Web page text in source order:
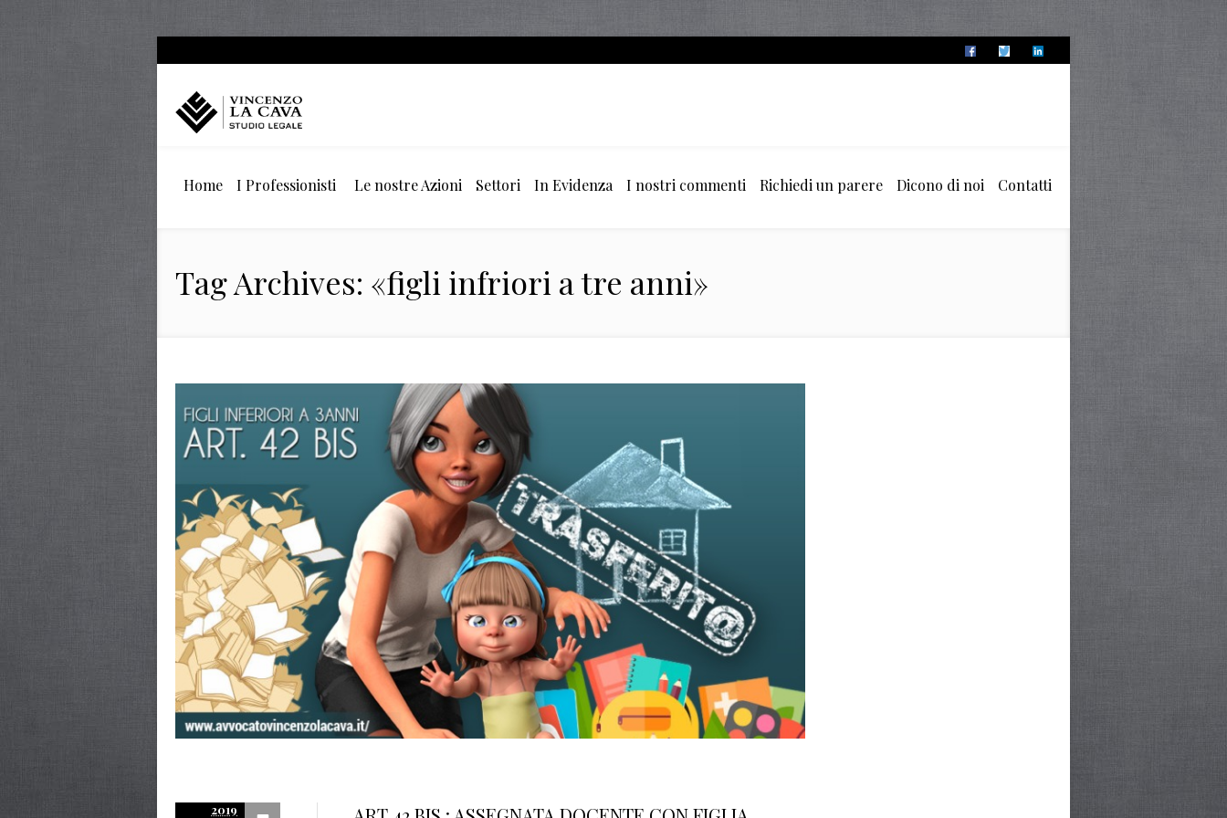
Home I Professionisti Le nostre Azioni Settori In Evidenza I nostri commenti Richiedi un parere Dicono di noi Contatti
Tag Archives: «figli infriori a tre anni»
2019